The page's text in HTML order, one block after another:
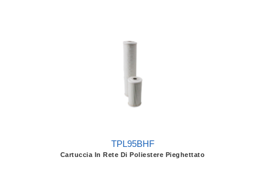
TPL95BHF
Cartuccia In Rete Di Poliestere Pieghettato